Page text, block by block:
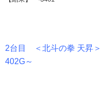
2台目 ＜北斗の拳 天昇＞
402G～